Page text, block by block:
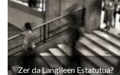
Zer da Langileen Estatutua?